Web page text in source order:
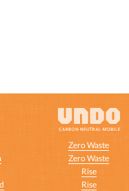
Zero Waste
Zero Waste
Rise
Rise